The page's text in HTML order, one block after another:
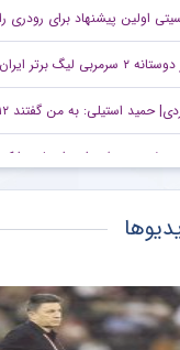
اولین پیشنهاد برای رودری
/ یحیی گل محمدی و علیرضا منصوریان باز به هم رسیدند+ عکس
۱۲ ساعت وقت داری سرمربی پرسپولیس شوی/ علی دایی در مورد خیلی چیزها اشتباه می‌کند!
حریف جدیدش را در اروپا پیدا کرد
تعصب رامین رضاییان به پیراهن
در بازی تیم‌های